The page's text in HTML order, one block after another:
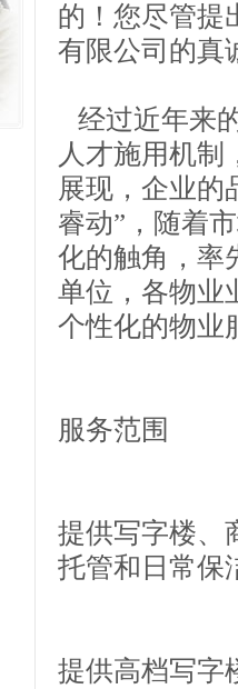
的！您尽管提
有限公司的真
经过近年来
人才施用机制
展现，企业的
睿动”，随着
化的触角，率
单位，各物业
个性化的物业
服务范围
提供写字楼、
托管和日常保
提供高档写字